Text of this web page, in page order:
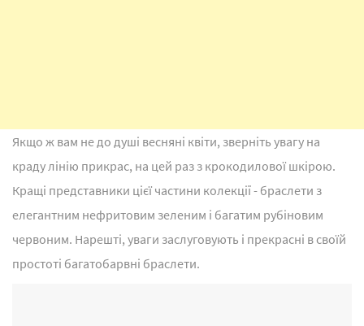
Якщо ж вам не до душі весняні квіти, зверніть увагу на
краду лінію прикрас, на цей раз з крокодилової шкірою.
Кращі представники цієї частини колекції - браслети з
елегантним нефритовим зеленим і багатим рубіновим
червоним. Нарешті, уваги заслуговують і прекрасні в своїй
простоті багатобарвні браслети.